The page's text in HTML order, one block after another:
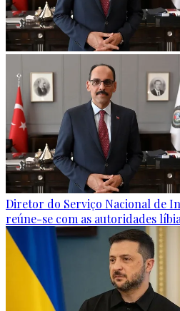
Diretor do Serviço Nacional de
reúne-se com as autoridades